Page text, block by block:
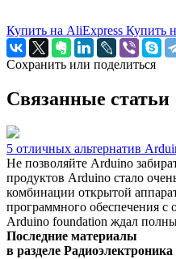
Купить на AliExpress Купить
Сохранить или поделиться
Связанные статьи
5 отличных альтернатив
Не позволяйте Arduino
продуктов Arduino стало
комбинации открытой
программного обеспечения
Arduino foundation ждал
Последние материалы
в разделе Радиоэлектроника